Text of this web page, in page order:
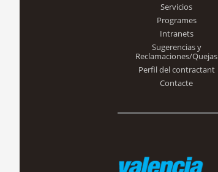
Servicios
Programes
Intranets
Sugerencias y
Reclamaciones/Quejas
Perfil del contractant
Contacte